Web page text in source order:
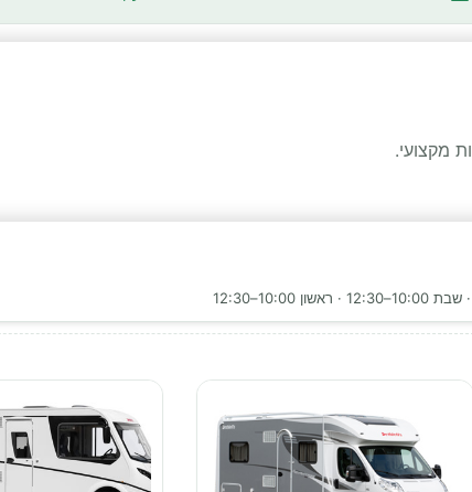
מקצועי.